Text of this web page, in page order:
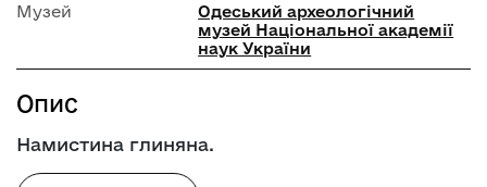
Музей
Одеський археологічний
музей Національної академії
наук України
Опис
Намистина глиняна.